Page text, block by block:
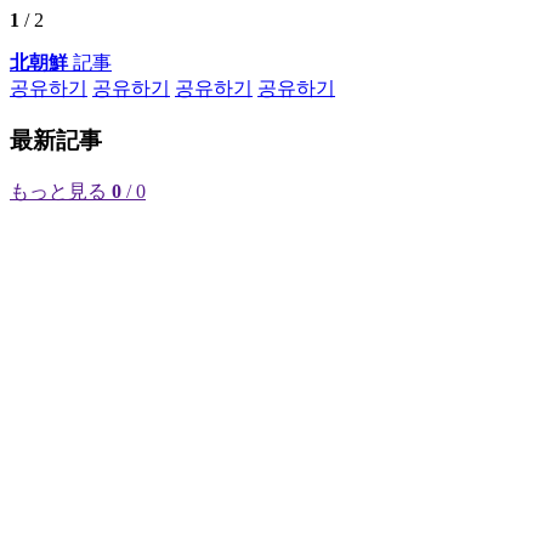
1 / 2
北朝鮮記事
공유하기
공유하기 공유하기 공유하기
最新記事
もっと見る 0 / 0